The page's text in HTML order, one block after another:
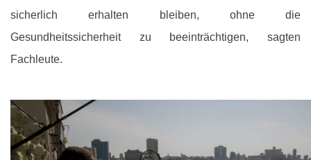
sicherlich erhalten bleiben, ohne die
Gesundheitssicherheit zu beeinträchtigen, sagten
Fachleute.